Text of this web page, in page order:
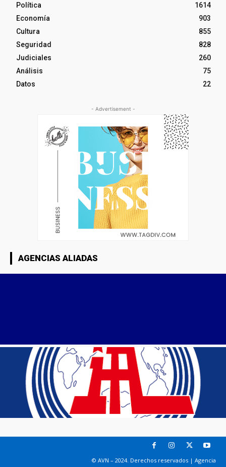
Política
1614
Economía
903
Cultura
855
Seguridad
828
Judiciales
260
Análisis
75
Datos
22
- Advertisement -
AGENCIAS ALIADAS
© AVN – 2024. Derechos reservados | Agencia